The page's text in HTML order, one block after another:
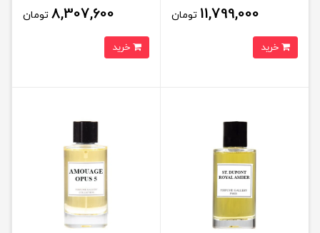
11,799,000 تومان 8,307,600 تومان